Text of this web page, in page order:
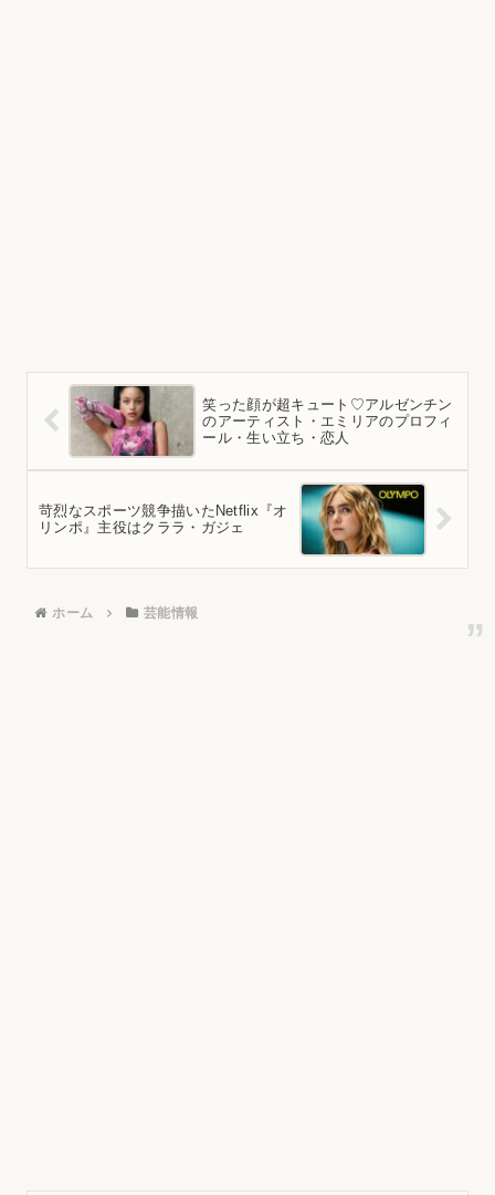
笑った顔が超キュート♡アルゼンチン
のアーティスト・エミリアのプロフィ
ール・生い立ち・恋人
苛烈なスポーツ競争描いたNetflix『オ
リンポ』主役はクララ・ガジェ
ホーム 芸能情報